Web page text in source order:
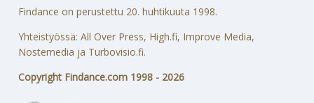
Findance on perustettu 20. huhtikuuta 1998.
Yhteistyössä: All Over Press, High.fi, Improve Media,
Nostemedia ja Turbovisio.fi.
Copyright Findance.com 1998 - 2026